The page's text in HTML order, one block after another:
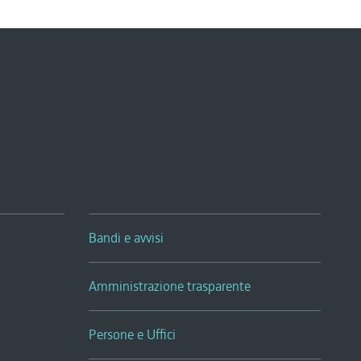
Bandi e avvisi
Amministrazione trasparente
Persone e Uffici